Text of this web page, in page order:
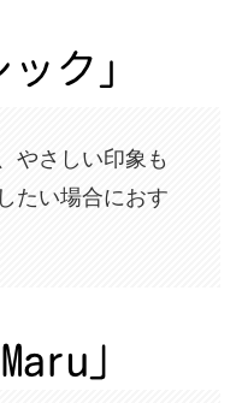
やさしい印象も
たい場合におす